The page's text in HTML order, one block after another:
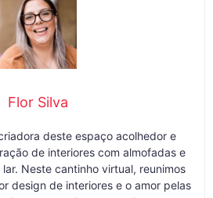
Flor Silva
deste espaço acolhedor e
de interiores com almofadas e
Neste cantinho virtual, reunimos
design de interiores e o amor pelas